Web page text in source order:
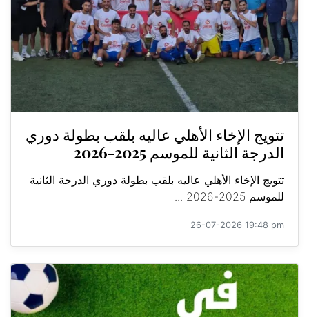
تتويج الإخاء الأهلي عاليه بلقب بطولة دوري
الدرجة الثانية للموسم 2025-2026
تتويج الإخاء الأهلي عاليه بلقب بطولة دوري الدرجة الثانية
للموسم 2025-2026 ...
26-07-2026 19:48 pm